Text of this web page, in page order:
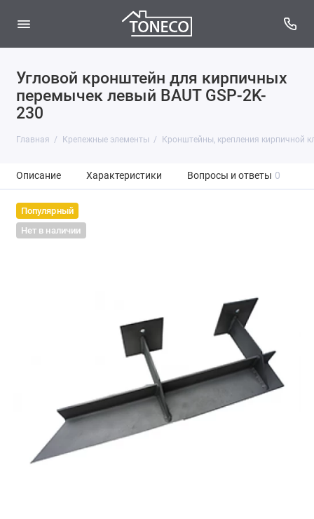
Угловой кронштейн для кирпичных
перемычек левый BAUT GSP-2K-
230
Главная Крепежные элементы Кронштейны, крепления кирпичной
Описание Характеристики Вопросы и ответы 0
Популярный
Нет в наличии